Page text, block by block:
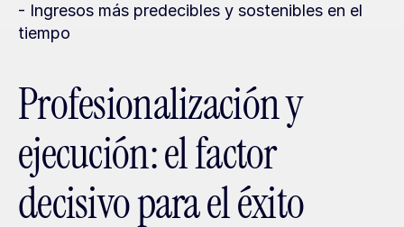
- Ingresos más predecibles y sostenibles en el
tiempo
Profesionalización y
ejecución: el factor
decisivo para el éxito